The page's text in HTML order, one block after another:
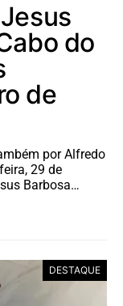
do
de
por Alfredo
29 de
Barbosa…
DESTAQUE